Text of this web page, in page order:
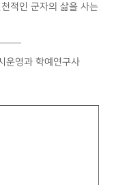
적인 군자의 삶을 사는
운영과 학예연구사